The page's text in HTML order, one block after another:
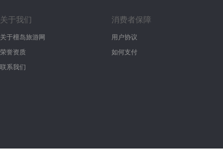
关于我们
关于檀岛旅游网
荣誉资质
联系我们
消费者保障
用户协议
如何支付